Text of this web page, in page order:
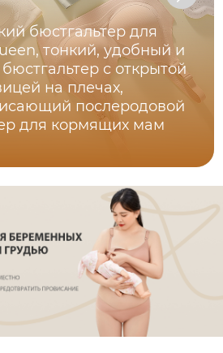
бюстгальтер для
тонкий, удобный и
с открытой
на плечах,
послеродовой
для кормящих мам